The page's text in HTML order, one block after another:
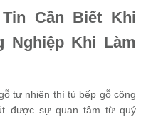
Cần Biết Khi
Nghiệp Khi Làm
tự nhiên thì tủ bếp gỗ công
được sự quan tâm từ quý